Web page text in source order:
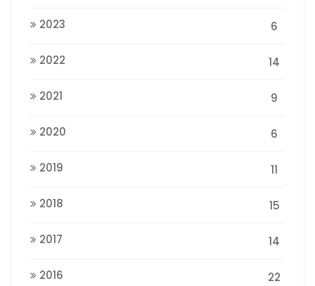
2023 6
2022 14
2021 9
2020 6
2019 11
2018 15
2017 14
2016 22